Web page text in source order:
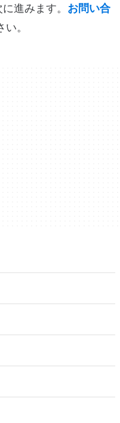
進みます。 お問い合
。